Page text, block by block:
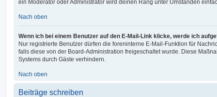
ein Moderator oder Administrator wird deinen Rang unter Umständen
Nach oben
Wenn ich bei einem Benutzer auf den E-Mail-Link klicke, werde ich
Nur registrierte Benutzer dürfen die foreninterne E-Mail-Funktion für
falls diese von der Board-Administration freigeschaltet wurde. Diese
Systems durch Gäste verhindern.
Nach oben
Beiträge schreiben